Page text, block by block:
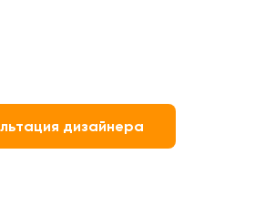
дизайнера